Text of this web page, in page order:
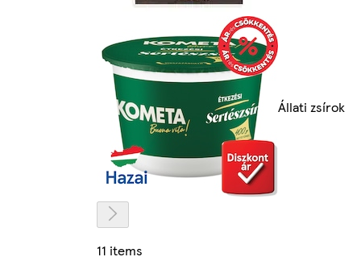
Állati zsírok
11 items